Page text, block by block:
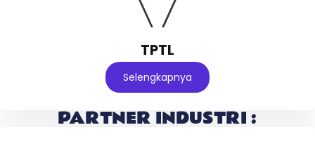
TPTL
Selengkapnya
PARTNER INDUSTRI :